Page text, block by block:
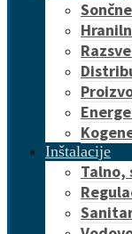
Inštalacije
Talno,